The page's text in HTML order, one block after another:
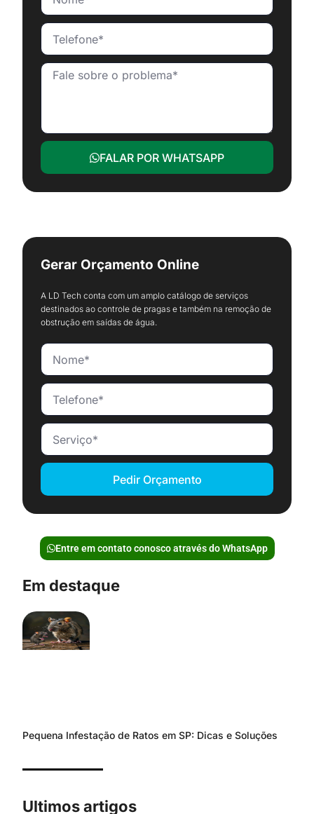
FALAR POR WHATSAPP
Gerar Orçamento Online
A LD Tech conta com um amplo catálogo de serviços
destinados ao controle de pragas e também na remoção de
obstrução em saídas de água.
Pedir Orçamento
Entre em contato conosco através do WhatsApp
Em destaque
Pequena Infestação de Ratos em SP: Dicas e Soluções
Ultimos artigos